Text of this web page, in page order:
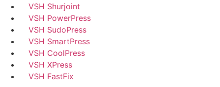
VSH Shurjoint
VSH PowerPress
VSH SudoPress
VSH SmartPress
VSH CoolPress
VSH XPress
VSH FastFix